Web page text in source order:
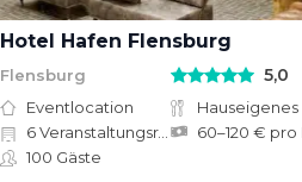
Hotel Hafen Flensburg
Flensburg 5,0
Eventlocation
6Veranstaltungsräume
100 Gäste